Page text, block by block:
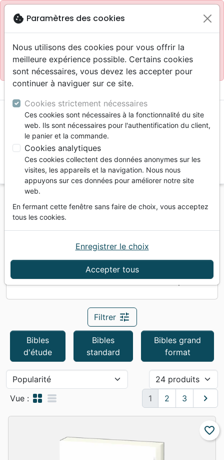
blockSite réservé aux professionnels
Accès pour les professionnels : Se connecter
Site pour le grand public : La Maison de la Bible
menu
Vous ne pouvez pas créer de nouvelle commande
depuis votre pays (United States).
Semeur
Semeur 66produits
Filtrer tune
Bibles
d'étude
Bibles
standard
Bibles grand
format
Vue : grid_view table_rows 1 2 3 chevron_right
favorite_border
cookie Paramètres des cookies
Nous utilisons des cookies pour vous offrir la
meilleure expérience possible. Certains cookies
sont nécessaires, vous devez les accepter pour
continuer à naviguer sur ce site.
Cookies strictement nécessaires
Ces cookies sont nécessaires à la fonctionnalité du site
web. Ils sont nécessaires pour l'authentification du client,
le panier et la commande.
Cookies analytiques
Ces cookies collectent des données anonymes sur les
visites, les appareils et la navigation. Nous nous
appuyons sur ces données pour améliorer notre site
web.
En fermant cette fenêtre sans faire de choix, vous acceptez
tous les cookies.
Accepter tous
Enregistrer le choix